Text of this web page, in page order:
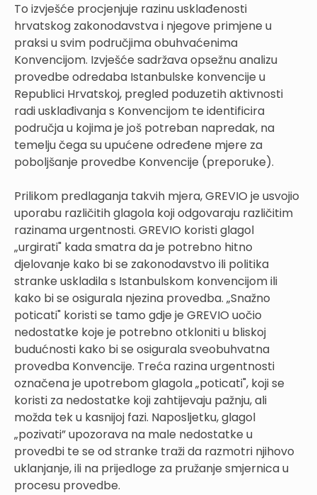
To izvješće procjenjuje razinu usklađenosti
hrvatskog zakonodavstva i njegove primjene u
praksi u svim područjima obuhvaćenima
Konvencijom. Izvješće sadržava opsežnu analizu
provedbe odredaba Istanbulske konvencije u
Republici Hrvatskoj, pregled poduzetih aktivnosti
radi usklađivanja s Konvencijom te identificira
područja u kojima je još potreban napredak, na
temelju čega su upućene određene mjere za
poboljšanje provedbe Konvencije (preporuke).
Prilikom predlaganja takvih mjera, GREVIO je usvojio
uporabu različitih glagola koji odgovaraju različitim
razinama urgentnosti. GREVIO koristi glagol
„urgirati" kada smatra da je potrebno hitno
djelovanje kako bi se zakonodavstvo ili politika
stranke uskladila s Istanbulskom konvencijom ili
kako bi se osigurala njezina provedba. „Snažno
poticati" koristi se tamo gdje je GREVIO uočio
nedostatke koje je potrebno otkloniti u bliskoj
budućnosti kako bi se osigurala sveobuhvatna
provedba Konvencije. Treća razina urgentnosti
označena je upotrebom glagola „poticati", koji se
koristi za nedostatke koji zahtijevaju pažnju, ali
možda tek u kasnijoj fazi. Naposljetku, glagol
„pozivati” upozorava na male nedostatke u
provedbi te se od stranke traži da razmotri njihovo
uklanjanje, ili na prijedloge za pružanje smjernica u
procesu provedbe.